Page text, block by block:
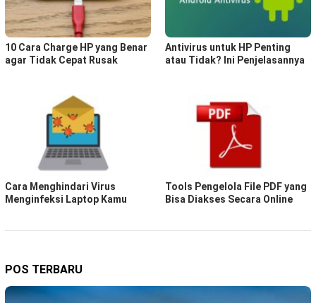
10 Cara Charge HP yang Benar
agar Tidak Cepat Rusak
Antivirus untuk HP Penting
atau Tidak? Ini Penjelasannya
Cara Menghindari Virus
Menginfeksi Laptop Kamu
Tools Pengelola File PDF yang
Bisa Diakses Secara Online
POS TERBARU